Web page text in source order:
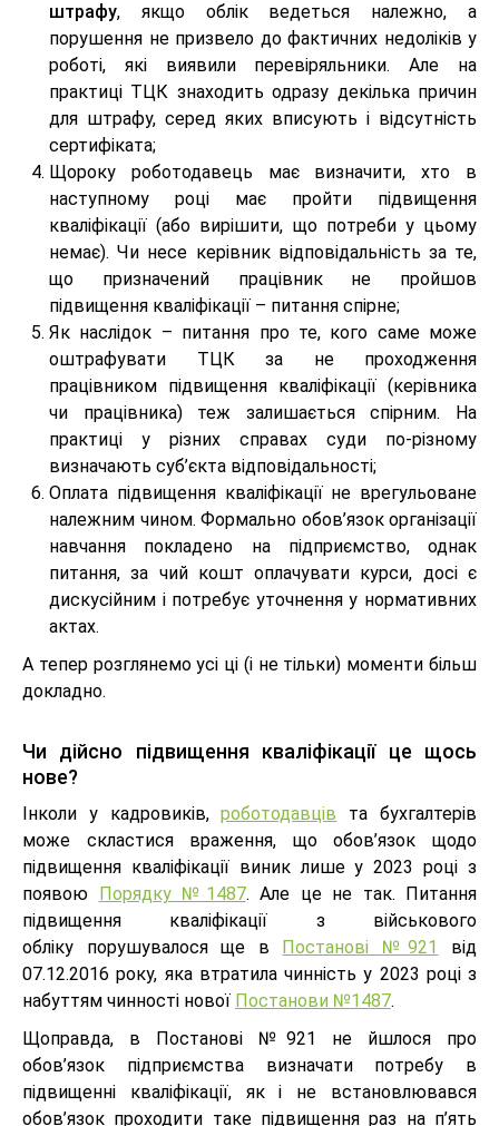
штрафу, якщо облік ведеться належно, а
порушення не призвело до фактичних недоліків у
роботі, які виявили перевіряльники. Але на
практиці ТЦК знаходить одразу декілька причин
для штрафу, серед яких вписують і відсутність
сертифіката;
Щороку роботодавець має визначити, хто в
наступному році має пройти підвищення
кваліфікації (або вирішити, що потреби у цьому
немає). Чи несе керівник відповідальність за те,
що призначений працівник не пройшов
підвищення кваліфікації – питання спірне;
Як наслідок – питання про те, кого саме може
оштрафувати ТЦК за не проходження
працівником підвищення кваліфікації (керівника
чи працівника) теж залишається спірним. На
практиці у різних справах суди по-різному
визначають суб’єкта відповідальності;
Оплата підвищення кваліфікації не врегульоване
належним чином. Формально обов’язок організації
навчання покладено на підприємство, однак
питання, за чий кошт оплачувати курси, досі є
дискусійним і потребує уточнення у нормативних
актах.
А тепер розглянемо усі ці (і не тільки) моменти більш
докладно.
Чи дійсно підвищення кваліфікації це щось
нове?
Інколи у кадровиків,роботодавців та бухгалтерів
може скластися враження, що обов’язок щодо
підвищення кваліфікації виник лише у 2023 році з
появою Порядку №1487. Але це не так. Питання
підвищення кваліфікації з військового
обліку порушувалося ще в Постанові №921
від
07.12.2016 року, яка втратила чинність у 2023 році з
набуттям чинності нової Постанови №1487.
Щоправда, в Постанові №921 не йшлося про
обов’язок підприємства визначати потребу в
підвищенні кваліфікації, як і не встановлювався
обов’язок проходити таке підвищення раз на п’ять